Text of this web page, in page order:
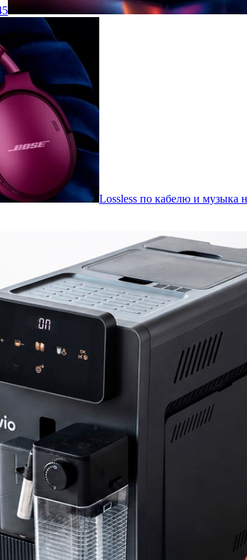
Lossless по кабелю и музыка